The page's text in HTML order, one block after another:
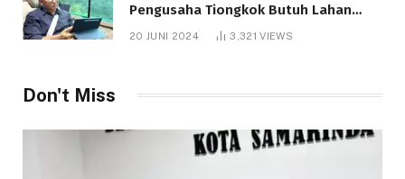
Pengusaha Tiongkok Butuh Lahan
20 JUNI 2024 3,321VIEWS
Don't Miss